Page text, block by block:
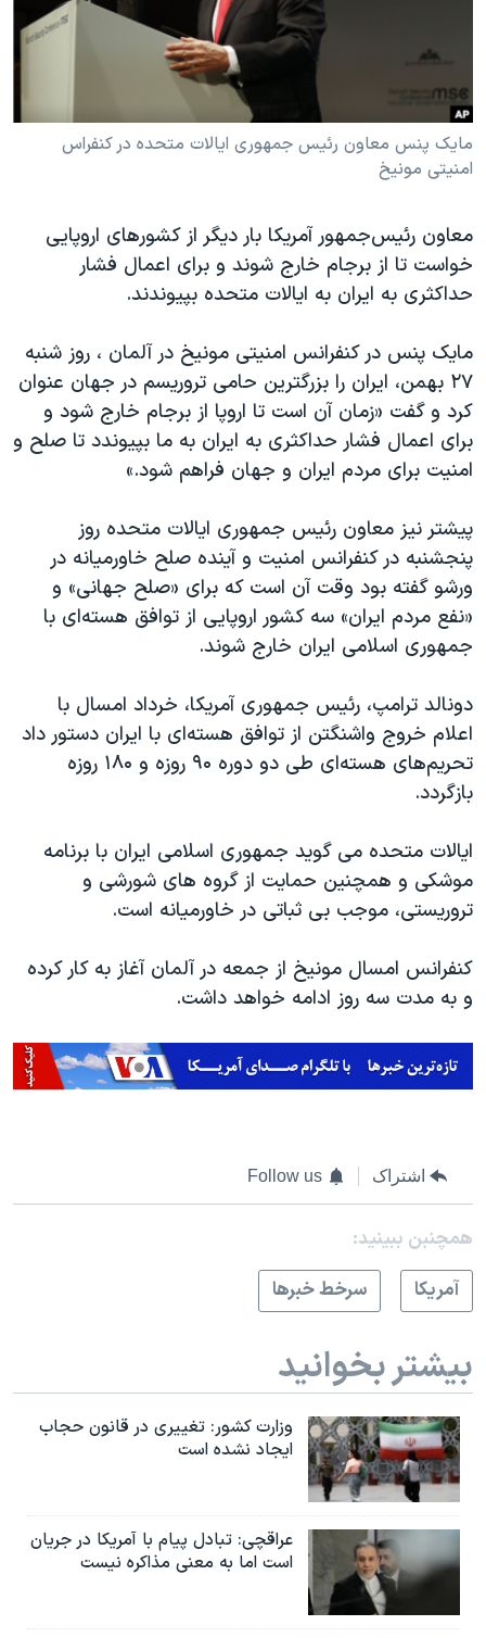
حقوق شهروندی
اقتصادی
علم و فناوری
اسرائیل در جنگ
آرشیو پخش زنده
انتخابات ریاست جمهوری آمریکا ۲۰۲۴
حمله جمهوری اسلامی به اسرائیل
رمز مهسا
ورزش زنان در ایران
مجموعه مستندهای دادخواهی
تریبونال مردمی آبان ۹۸
چهل سال گروگان‌گیری
قانون شفافیت دارائی کادر رهبری ایران
اعتراضات مردمی آبان ۹۸
نرگس محمدی برنده جایزه نوبل صلح
همایش محافظه‌کاران آمریکا «سی‌پک»
صفحه‌های ویژه
سفر پرزیدنت ترامپ به چین
زبانهای مختلف
مایک پنس معاون رئیس جمهوری ایالات متحده در کنفراس
امنیتی مونیخ
معاون رئیس‌جمهور آمریکا بار دیگر از کشورهای اروپایی
خواست تا از برجام خارج شوند و برای اعمال فشار
حداکثری به ایران به ایالات متحده بپیوندند.
مایک پنس در کنفرانس امنیتی مونیخ در آلمان ،‌ روز شنبه
۲۷ بهمن، ایران را بزرگترین حامی تروریسم در جهان عنوان
کرد و گفت «زمان آن است تا اروپا از برجام خارج شود و
برای اعمال فشار حداکثری به ایران به ما بپیوندد تا صلح و
امنیت برای مردم ایران و جهان فراهم شود.»
پیشتر نیز معاون رئیس جمهوری ایالات متحده روز
پنجشنبه در کنفرانس امنیت و آینده صلح خاورمیانه در
ورشو گفته بود وقت آن است که برای «صلح جهانی» و
«نفع مردم ایران» سه کشور اروپایی از توافق هسته‌ای با
جمهوری اسلامی ایران خارج شوند.
دونالد ترامپ، رئیس جمهوری آمریکا، خرداد امسال با
اعلام خروج واشنگتن از توافق هسته‌ای با ایران دستور داد
تحریم‌های هسته‌ای طی دو دوره ۹۰ روزه و ۱۸۰ روزه
بازگردد.
ایالات متحده می گوید جمهوری اسلامی ایران با برنامه
موشکی و همچنین حمایت از گروه های شورشی و
تروریستی، موجب بی ثباتی در خاورمیانه است.
کنفرانس امسال مونیخ از جمعه در آلمان آغاز به کار کرده
و به مدت سه روز ادامه خواهد داشت.
اشتراک Follow us
همچنبن ببینید:
آمريکا
سرخط خبرها
بیشتر بخوانید
وزارت کشور: تغییری در قانون حجاب
ایجاد نشده است
عراقچی: تبادل پیام با آمریکا در جریان
است اما به معنی مذاکره نیست